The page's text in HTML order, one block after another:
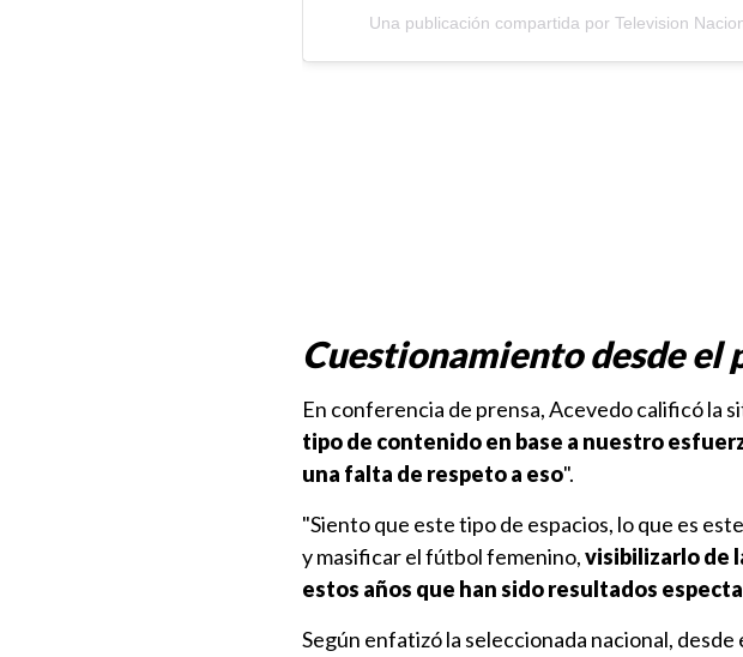
Una publicación compartida por Television
Cuestionamiento desde el
En conferencia de prensa, Acevedo calificó la
tipo de contenido en base a nuestro
una falta de respeto a eso".
"Siento que este tipo de espacios, lo que es
y masificar el fútbol femenino,visibilizarlo de
estos años que han sido resultados
Según enfatizó la seleccionada nacional,